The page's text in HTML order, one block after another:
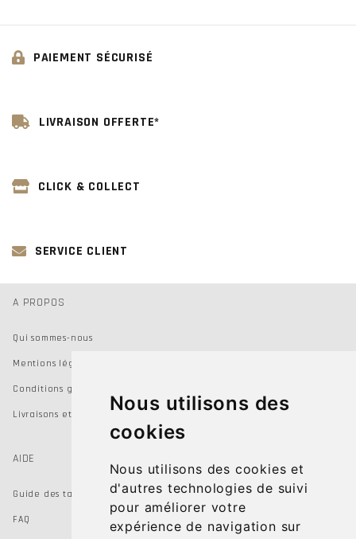
Nous utilisons des
cookies
Nous utilisons des cookies et
d'autres technologies de suivi
pour améliorer votre
expérience de navigation sur
PAIEMENT SÉCURISÉ
LIVRAISON OFFERTE*
CLICK & COLLECT
SERVICE CLIENT
A PROPOS
Qui sommes-nous
Mentions légales
Conditions générales de vente
Livraisons et Retours
AIDE
Guide des tailles
FAQ